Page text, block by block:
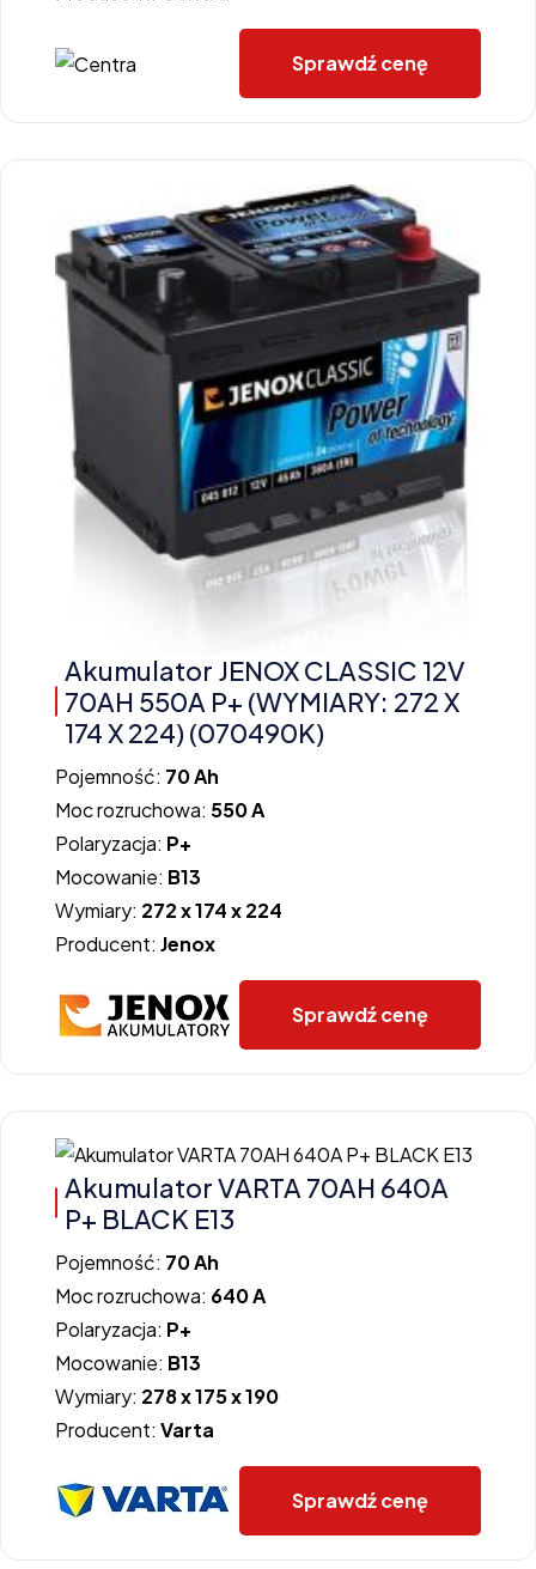
Sprawdź cenę
Akumulator JENOX CLASSIC 12V
70AH 550A P+ (WYMIARY: 272 X
174 X 224) (070490K)
Pojemność: 70 Ah
Moc rozruchowa: 550 A
Polaryzacja: P+
Mocowanie: B13
Wymiary: 272 x 174 x 224
Producent: Jenox
Sprawdź cenę
Akumulator VARTA 70AH 640A
P+ BLACK E13
Pojemność: 70 Ah
Moc rozruchowa: 640 A
Polaryzacja: P+
Mocowanie: B13
Wymiary: 278 x 175 x 190
Producent: Varta
Sprawdź cenę